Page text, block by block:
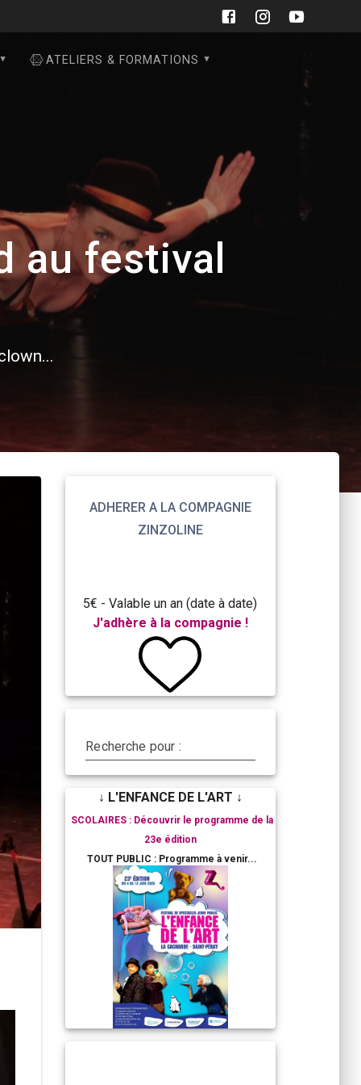
ATELIERS & FORMATIONS
au festival
ADHERER A LA COMPAGNIE
ZINZOLINE
5€ - Valable un an (date à date)
J'adhère à la compagnie !
Recherche pour :
↓ L'ENFANCE DE L'ART ↓
SCOLAIRES : Découvrir le programme de la
23e édition
TOUT PUBLIC : Programme à venir...